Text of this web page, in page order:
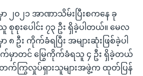
၀၂၁ အာဏာသိမ်းပြီးစကနေ ခု
စုးပေါင်း ၇၃ ဦး ရှိခဲ့ပါတယ်။ မေလ
ဦး ကိုက်ခံရပြီး အများဆုံးဖြစ်ခဲ့ပါ
ာတင် မြွေကိုက်ခံရသူ ၄ ဦး ရှိခဲ့တယ်
ကြွလှုပ်ရှားသူများအဖွဲ့က ထုတ်ပြန်